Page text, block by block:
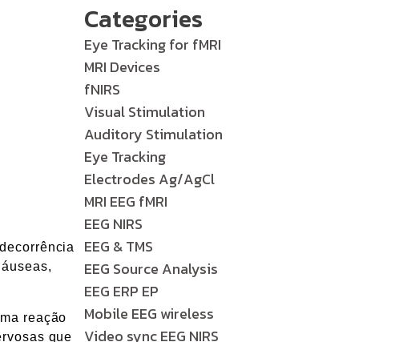
reação
que
Categories
Eye Tracking for fMRI
MRI Devices
fNIRS
Visual Stimulation
Auditory Stimulation
Eye Tracking
Electrodes Ag/AgCl
MRI EEG fMRI
EEG NIRS
EEG & TMS
EEG Source Analysis
EEG ERP EP
Mobile EEG wireless
Video sync EEG NIRS